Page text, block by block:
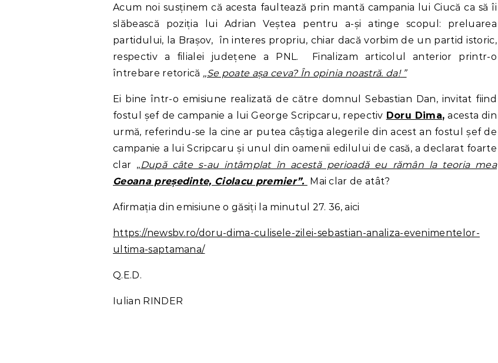
Acum noi susținem că acesta faultează prin mantă campania lui Ciucă ca să îi
slăbească poziția lui Adrian Veștea pentru a-și atinge scopul: preluarea
partidului, la Brașov, în interes propriu, chiar dacă vorbim de un partid istoric,
respectiv a filialei județene a PNL. Finalizam articolul anterior printr-o
întrebare retorică ,,Se poate așa ceva? În opinia noastră. da!”
Ei bine într-o emisiune realizată de către domnul Sebastian Dan, invitat fiind
fostul șef de campanie a lui George Scripcaru, repectiv Doru Dima, acesta din
urmă, referindu-se la cine ar putea câștiga alegerile din acest an fostul șef de
campanie a lui Scripcaru și unul din oamenii edilului de casă, a declarat foarte
clar ,,Dupăcâte s-au intâmplat în acestăperioadăeu rămân la teoria mea
Geoana președinte, Ciolacu premier”. Mai clar de atât?
Afirmația din emisiune o găsiți la minutul 27. 36, aici
https://newsbv.ro/doru-dima-culisele-zilei-sebastian-analiza-evenimentelor-
ultima-saptamana/
Q.E.D.
Iulian RINDER